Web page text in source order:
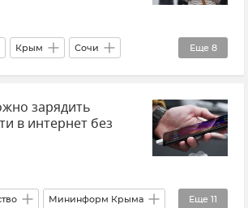
Еще 8
Крым Сочи
ВСУ на Крым
Новости
зарядить
в интернет без
Еще 11
Мининформ Крыма